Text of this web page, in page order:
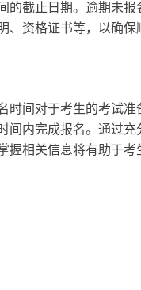
的截止日期。逾期未
、资格证书等，以确保
时间对于考生的考试
间内完成报名。通过
握相关信息将有助于